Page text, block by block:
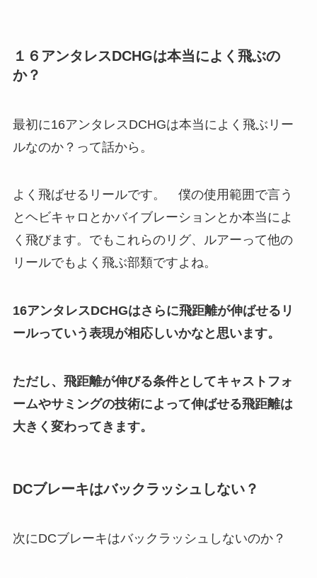
１６アンタレスDCHGは本当によく飛ぶの
か？
最初に16アンタレスDCHGは本当によく飛ぶリー
ルなのか？って話から。
よく飛ばせるリールです。 僕の使用範囲で言う
とヘビキャロとかバイブレーションとか本当によ
く飛びます。でもこれらのリグ、ルアーって他の
リールでもよく飛ぶ部類ですよね。
16アンタレスDCHGはさらに飛距離が伸ばせるリ
ールっていう表現が相応しいかなと思います。
ただし、飛距離が伸びる条件としてキャストフォ
ームやサミングの技術によって伸ばせる飛距離は
大きく変わってきます。
DCブレーキはバックラッシュしない？
次にDCブレーキはバックラッシュしないのか？